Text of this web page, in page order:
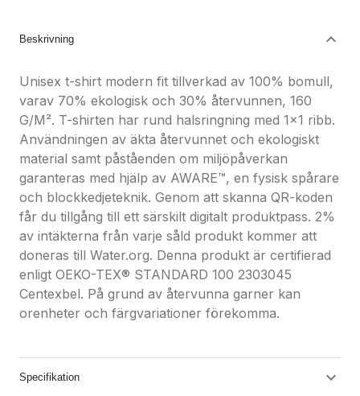
Beskrivning
Unisex t-shirt modern fit tillverkad av 100% bomull,
varav 70% ekologisk och 30% återvunnen, 160
G/M². T-shirten har rund halsringning med 1x1 ribb.
Användningen av äkta återvunnet och ekologiskt
material samt påståenden om miljöpåverkan
garanteras med hjälp av AWARE™, en fysisk spårare
och blockkedjeteknik. Genom att skanna QR-koden
får du tillgång till ett särskilt digitalt produktpass. 2%
av intäkterna från varje såld produkt kommer att
doneras till Water.org. Denna produkt är certifierad
enligt OEKO-TEX® STANDARD 100 2303045
Centexbel. På grund av återvunna garner kan
orenheter och färgvariationer förekomma.
Specifikation